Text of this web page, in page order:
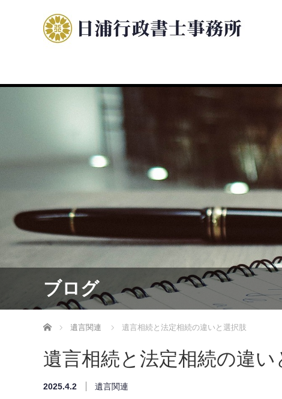
ブログ
ホーム 遺言関連 遺言相続と法定相続の違いと選択肢
遺言相続と法定相続の違い
2025.4.2 遺言関連